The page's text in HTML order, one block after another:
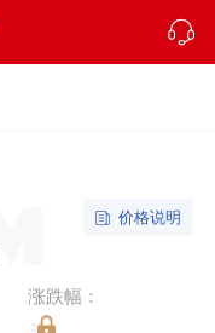
价格说明
涨跌幅：